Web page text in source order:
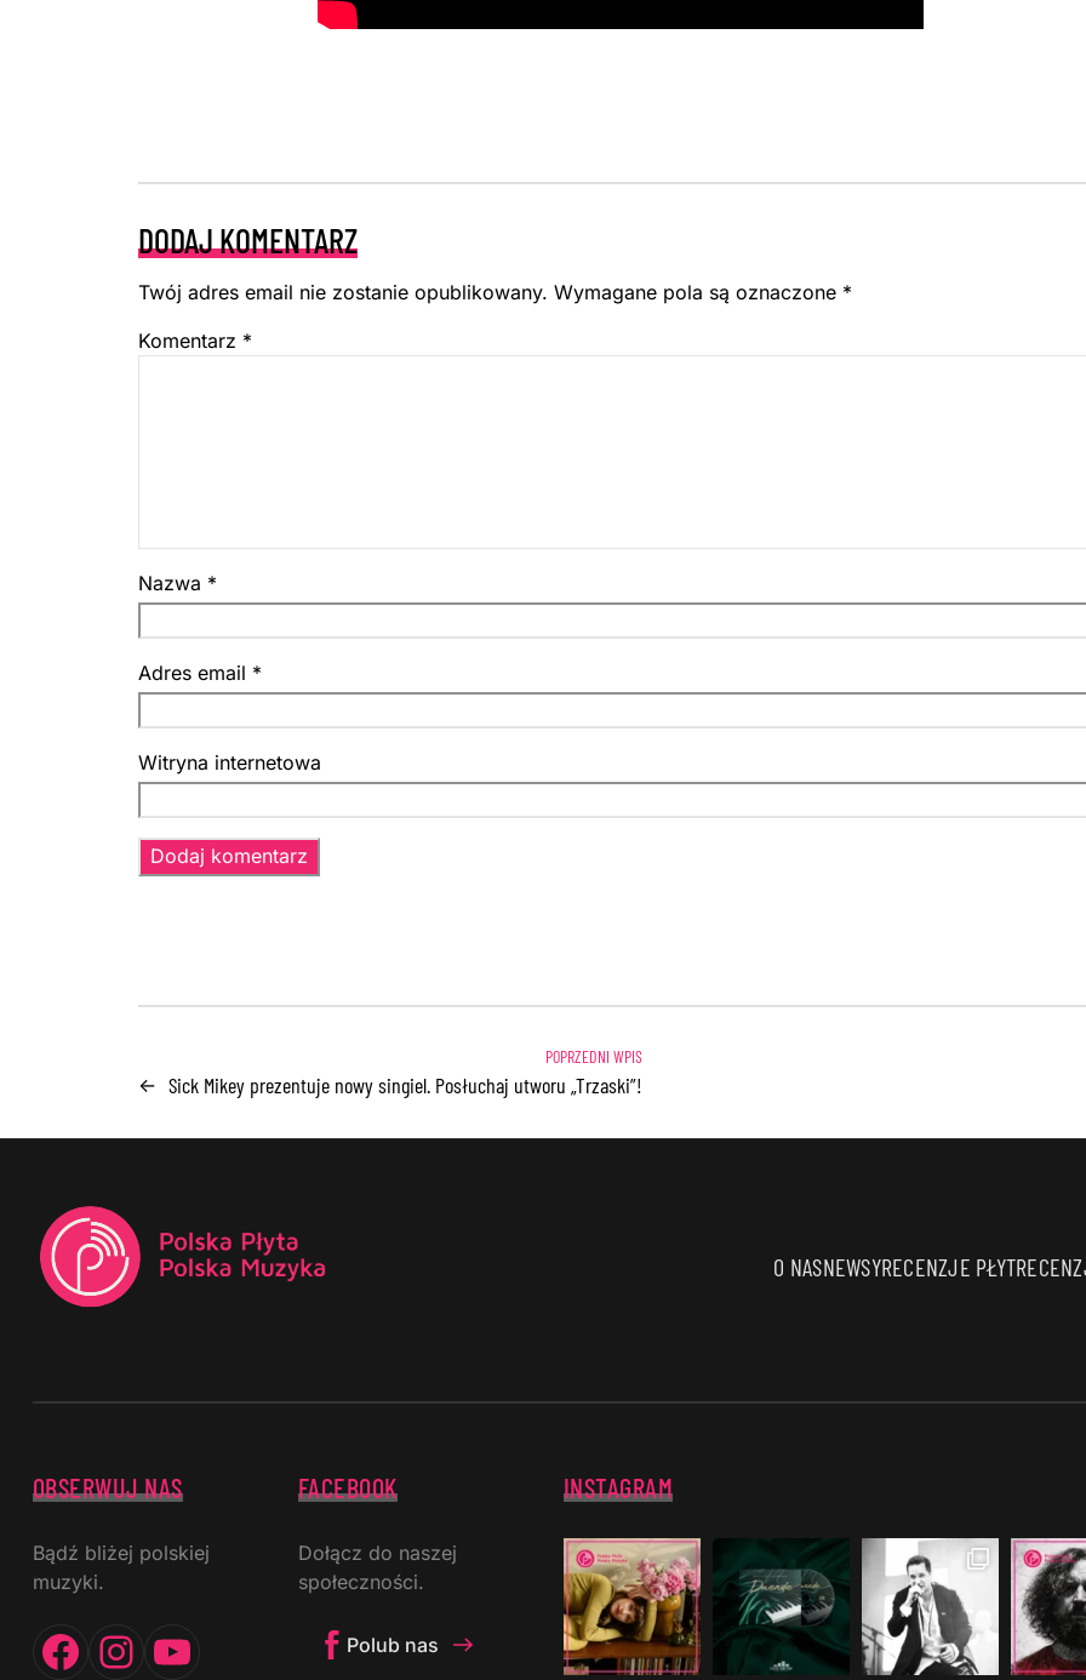
DODAJ KOMENTARZ
Twój adres email nie zostanie opublikowany. Wymagane pola są oznaczone *
Komentarz *
Nazwa *
Adres email *
Witryna internetowa
← Sick Mikey prezentuje nowy singiel. Posłuchaj utworu „Trzaski”!
O NASNEWSYRECENZJE PŁYT
OBSERWUJ NAS
Bądź bliżej polskiej
muzyki.
Facebook
Instagram
YouTube
FACEBOOK
Dołącz do naszej
społeczności.
Polub nas
INSTAGRAM